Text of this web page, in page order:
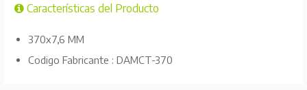
Características del Producto
370x7,6 MM
Codigo Fabricante : DAMCT-370